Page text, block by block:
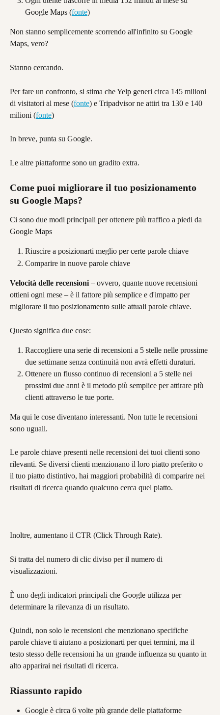
Google Maps​​ (fonte)
Non stanno semplicemente scorrendo all'infinito su Google
Maps, vero?
Stanno cercando.
Per fare un confronto, si stima che Yelp generi circa 145 milioni
di visitatori al mese (fonte) e Tripadvisor ne attiri tra 130 e 140
milioni (fonte)
In breve, punta su Google.
Le altre piattaforme sono un gradito extra.
Come puoi migliorare il tuo posizionamento
su Google Maps?
Ci sono due modi principali per ottenere più traffico a piedi da
Google Maps
Riuscire a posizionarti meglio per certe parole chiave
Comparire in nuove parole chiave
Velocità delle recensioni – ovvero, quante nuove recensioni
ottieni ogni mese – è il fattore più semplice e d'impatto per
migliorare il tuo posizionamento sulle attuali parole chiave.
Questo significa due cose:
Raccogliere una serie di recensioni a 5 stelle nelle prossime
due settimane senza continuità non avrà effetti duraturi.
Ottenere un flusso continuo di recensioni a 5 stelle nei
prossimi due anni è il metodo più semplice per attirare più
clienti attraverso le tue porte.
Ma qui le cose diventano interessanti. Non tutte le recensioni
sono uguali.
Le parole chiave presenti nelle recensioni dei tuoi clienti sono
rilevanti. Se diversi clienti menzionano il loro piatto preferito o
il tuo piatto distintivo, hai maggiori probabilità di comparire nei
risultati di ricerca quando qualcuno cerca quel piatto.
Inoltre, aumentano il CTR (Click Through Rate).
Si tratta del numero di clic diviso per il numero di
visualizzazioni.
È uno degli indicatori principali che Google utilizza per
determinare la rilevanza di un risultato.
Quindi, non solo le recensioni che menzionano specifiche
parole chiave ti aiutano a posizionarti per quei termini, ma il
testo stesso delle recensioni ha un grande influenza su quanto in
alto apparirai nei risultati di ricerca.
Riassunto rapido
Google è circa 6 volte più grande delle piattaforme